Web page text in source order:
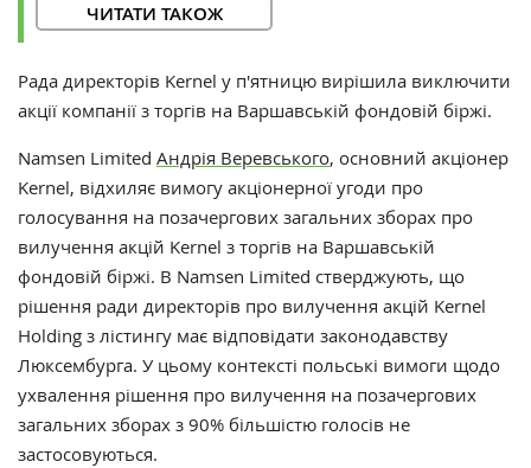
ЧИТАТИ ТАКОЖ
Рада директорів Kernel у п'ятницю вирішила виключити
акції компанії з торгів на Варшавській фондовій біржі.
Namsen Limited Андрія Веревського, основний акціонер
Kernel, відхиляє вимогу акціонерної угоди про
голосування на позачергових загальних зборах про
вилучення акцій Kernel з торгів на Варшавській
фондовій біржі. В Namsen Limited стверджують, що
рішення ради директорів про вилучення акцій Kernel
Holding з лістингу має відповідати законодавству
Люксембурга. У цьому контексті польські вимоги щодо
ухвалення рішення про вилучення на позачергових
загальних зборах з 90% більшістю голосів не
застосовуються.